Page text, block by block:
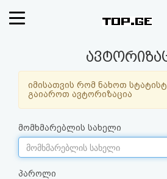
ფოსტა
კითხვა-
პასუხი
იმისათვის რომ ნახოთ
გაიაროთ ავტორიზაცია
მომხმარებლის სახელი
პაროლი